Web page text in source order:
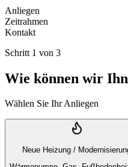
Anliegen
Zeitrahmen
Kontakt
Schritt 1 von 3
Wie können wir
Wählen Sie Ihr Anliegen
Neue Heizung /